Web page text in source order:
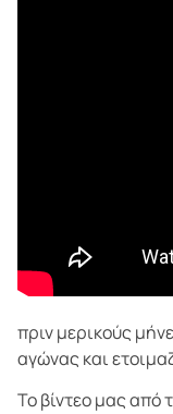
πριν μερικούς
αγώνας και
Το βίντεο μας από